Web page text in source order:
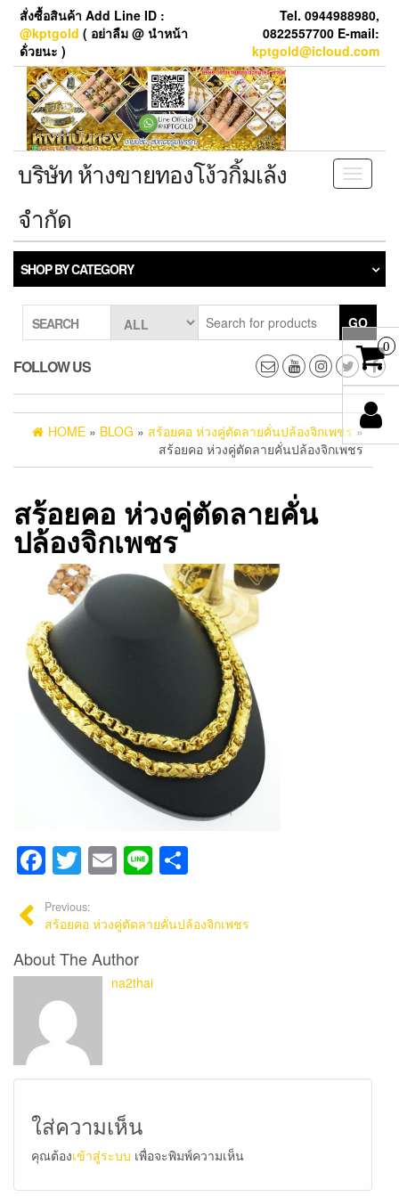
Skip
content
สั่งซื้อสินค้า Add Line ID :
@kptgold ( อย่าลืม @ นำหน้า
ด้่วยนะ )
Tel. 0944988980,
0822557700 E-mail:
kptgold@icloud.com
Toggle
บริษัท ห้างขายทองโง้วกิ้มเล้ง
จำกัด
SHOP BY CATEGORY
SEARCH GO
FOLLOW US
HOME » BLOG » สร้อยคอ ห่วงคู่ตัดลายคั่นปล้องจิกเพชร »
สร้อยคอ ห่วงคู่ตัดลายคั่นปล้องจิกเพชร
สร้อยคอ ห่วงคู่ตัดลายคั่น
ปล้องจิกเพชร
Facebook
Twitter
Email
Line
Previous:
สร้อยคอ ห่วงคู่ตัดลายคั่นปล้องจิกเพชร
About The Author
na2thai
ใส่ความเห็น
คุณต้องเข้าสู่ระบบ เพื่อจะพิมพ์ความเห็น
0